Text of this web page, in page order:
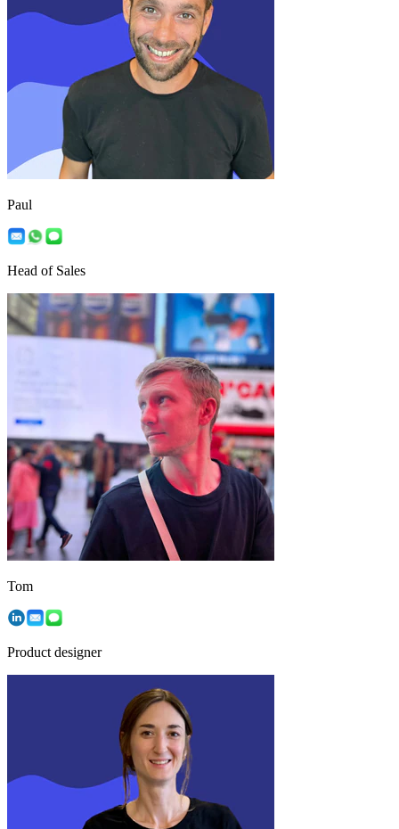
Paul
Head of Sales
Tom
Product designer